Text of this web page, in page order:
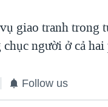
giao tranh trong
chục người ở cả hai
Follow us